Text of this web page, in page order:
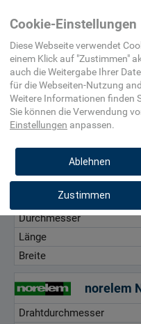
Beschlag
Drahtdurchmesser,
Durchmesser, mm
Länge, mm
Drahtdurchmesser
Durchmesser
Länge
Breite
Drahtdurchmesser
Cookie-Einstellungen
Diese Webseite verwendet
einem Klick auf "Zustimmen"
auch die Weitergabe Ihrer
für dieWebseiten-Nutzung
Weitere Informationen finden
Sie können die Verwendung
Einstellungen anpassen.
Ablehnen
Zustimmen